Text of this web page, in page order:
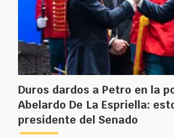
Duros dardos a Petro en la
Abelardo De La Espriella:
presidente del Senado